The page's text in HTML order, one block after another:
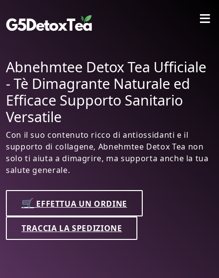
≡
il
non
la tua
Abnehmtee Detox Tea
- Tè Dimagrante Naturale
Efficace Il Nuovo Nome
Dimagrimento:
Detox Tea!
Con le sue potenti proprietà brucia grassi
l'effetto di stimolazione del metabolismo,
Abnehmtee Detox Tea aiuta nel
🛒EFFETTUA UN ORDINE